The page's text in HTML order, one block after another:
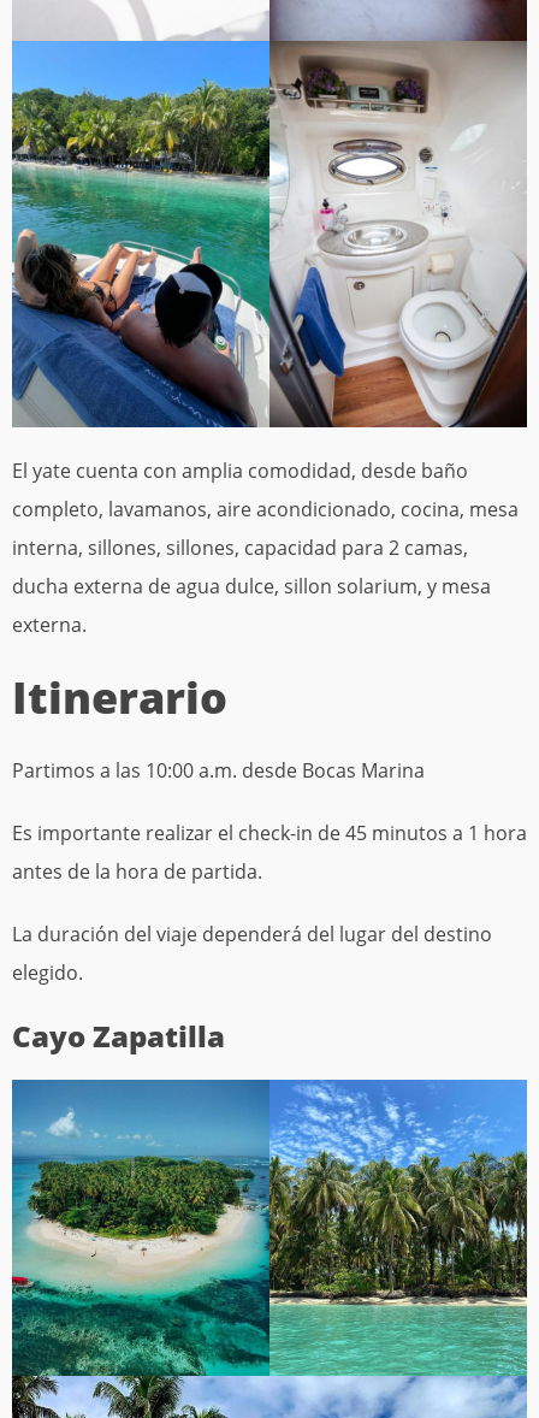
El yate cuenta con amplia comodidad, desde baño
completo, lavamanos, aire acondicionado, cocina, mesa
interna, sillones, sillones, capacidad para 2 camas,
ducha externa de agua dulce, sillon solarium, y mesa
externa.
Itinerario
Partimos a las 10:00 a.m. desde Bocas Marina
Es importante realizar el check-in de 45 minutos a 1 hora
antes de la hora de partida.
La duración del viaje dependerá del lugar del destino
elegido.
Cayo Zapatilla